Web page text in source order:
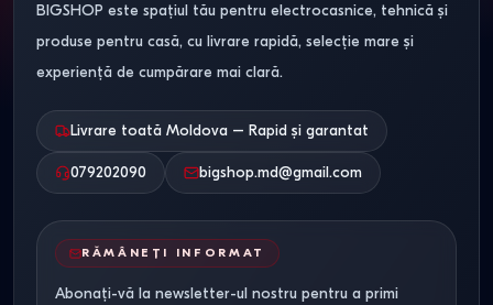
BIGSHOP este spațiul tău pentru electrocasnice, tehnică și
produse pentru casă, cu livrare rapidă, selecție mare și
experiență de cumpărare mai clară.
Livrare toată Moldova – Rapid și garantat
079202090 bigshop.md@gmail.com
RĂMÂNEȚI INFORMAT
Abonați-vă la newsletter-ul nostru pentru a primi